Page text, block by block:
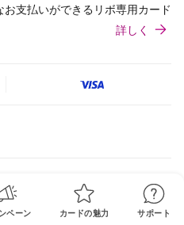
お支払いができるリボ専用カード
詳しく
の割引きに加え
ペーン カードの魅力 サポート